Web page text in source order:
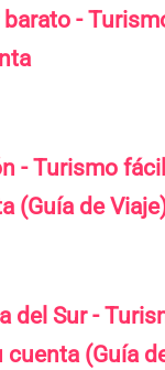
-
- Turismo
(Guía de
del Sur -
(Guía